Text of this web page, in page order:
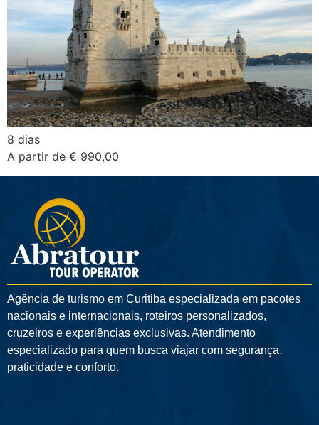
8 dias
A partir de € 990,00
Agência de turismo em Curitiba especializada em pacotes
nacionais e internacionais, roteiros personalizados,
cruzeiros e experiências exclusivas. Atendimento
especializado para quem busca viajar com segurança,
praticidade e conforto.